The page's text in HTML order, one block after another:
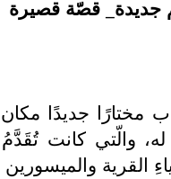
جديدة_ قصّة قصيرة
مختارًا جديدًا
والّتي كانت
القرية